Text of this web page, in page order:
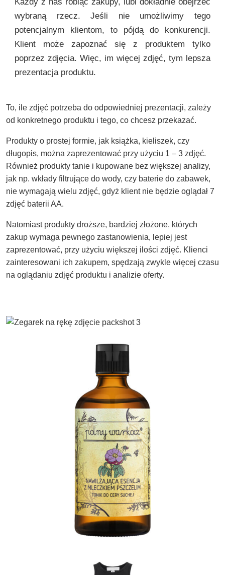
Każdy z nas robiąc zakupy, lubi dokładnie obejrzeć
wybraną rzecz. Jeśli nie umożliwimy tego
potencjalnym klientom, to pójdą do konkurencji.
Klient może zapoznać się z produktem tylko
poprzez zdjęcia. Więc, im więcej zdjęć, tym lepsza
prezentacja produktu.
To, ile zdjęć potrzeba do odpowiedniej prezentacji, zależy
od konkretnego produktu i tego, co chcesz przekazać.
Produkty o prostej formie, jak książka, kieliszek, czy
długopis, można zaprezentować przy użyciu 1 – 3 zdjęć.
Również produkty tanie i kupowane bez większej analizy,
jak np. wkłady filtrujące do wody, czy baterie do zabawek,
nie wymagają wielu zdjęć, gdyż klient nie będzie oglądał 7
zdjęć baterii AA.
Natomiast produkty droższe, bardziej złożone, których
zakup wymaga pewnego zastanowienia, lepiej jest
zaprezentować, przy użyciu większej ilości zdjęć. Klienci
zainteresowani ich zakupem, spędzają zwykle więcej czasu
na oglądaniu zdjęć produktu i analizie oferty.